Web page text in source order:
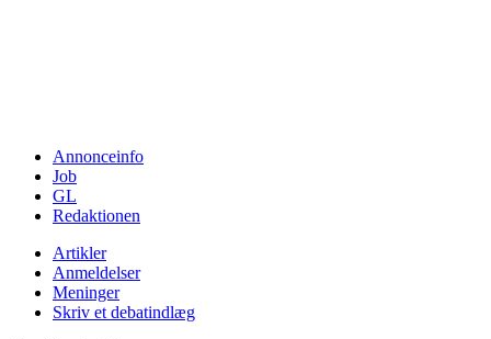
Annonceinfo
Job
GL
Redaktionen
Artikler
Anmeldelser
Meninger
Skriv et debatindlæg